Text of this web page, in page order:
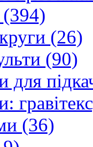
(394)
(26)
(90)
для
(36)